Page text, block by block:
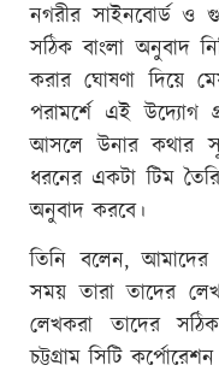
নগরীর সাইনবোর্ড ও
সঠিক বাংলা অনুবাদ
করার ঘোষণা দিয়ে
পরামর্শে এই উদ্যোগ
আসলে উনার কথার
ধরনের একটা টিম
অনুবাদ করবে।
তিনি বলেন,
সময় তারা তাদের
লেখকরা তাদের
চট্টগ্রাম সিটি